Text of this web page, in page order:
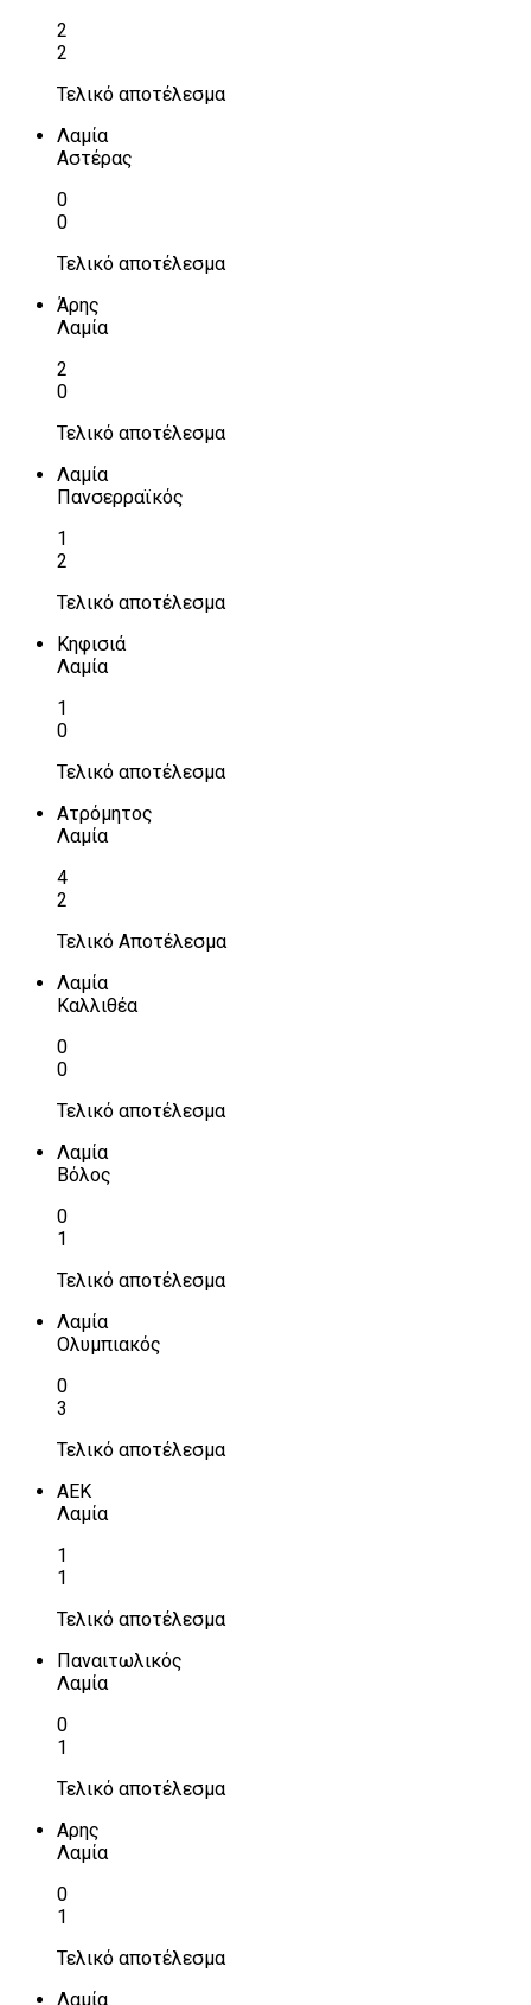
2
2
Τελικό αποτέλεσμα
Λαμία
Αστέρας
0
0
Τελικό αποτέλεσμα
Άρης
Λαμία
2
0
Τελικό αποτέλεσμα
Λαμία
Πανσερραϊκός
1
2
Τελικό αποτέλεσμα
Κηφισιά
Λαμία
1
0
Τελικό αποτέλεσμα
Ατρόμητος
Λαμία
4
2
Τελικό Αποτέλεσμα
Λαμία
Καλλιθέα
0
0
Τελικό αποτέλεσμα
Λαμία
Βόλος
0
1
Τελικό αποτέλεσμα
Λαμία
Ολυμπιακός
0
3
Τελικό αποτέλεσμα
ΑΕΚ
Λαμία
1
1
Τελικό αποτέλεσμα
Παναιτωλικός
Λαμία
0
1
Τελικό αποτέλεσμα
Αρης
Λαμία
0
1
Τελικό αποτέλεσμα
Λαμία